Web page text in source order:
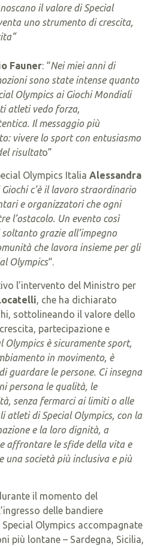
il valore di Special
uno strumento di crescita,
Fauner: “Nei miei anni di
sono state intense quanto
Olympics ai Giochi Mondiali
atleti vedo forza,
Il messaggio più
vivere lo sport con entusiasmo
risultato”
Olympics Italia Alessandra
c’è il lavoro straordinario
e organizzatori che ogni
l’ostacolo. Un evento così
grazie all’impegno
che lavora insieme per gli
Olympics“.
l’intervento del Ministro per
, che ha dichiarato
sottolineando il valore dello
partecipazione e
Olympics è sicuramente sport,
in movimento, è
guardare le persone. Ci insegna
persona le qualità, le
senza fermarci ai limiti o alle
atleti di Special Olympics, con la
e la loro dignità, a
affrontare le sfide della vita e
una società più inclusiva e più
il momento del
delle bandiere
Special Olympics accompagnate
più lontane – Sardegna, Sicilia,